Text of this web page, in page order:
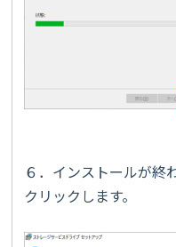
６．インストールが終
クリックします。